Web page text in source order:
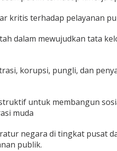
kritis terhadap pelayanan
dalam mewujudkan tata
korupsi, pungli, dan
untuk membangun
muda
negara di tingkat pusat
publik.